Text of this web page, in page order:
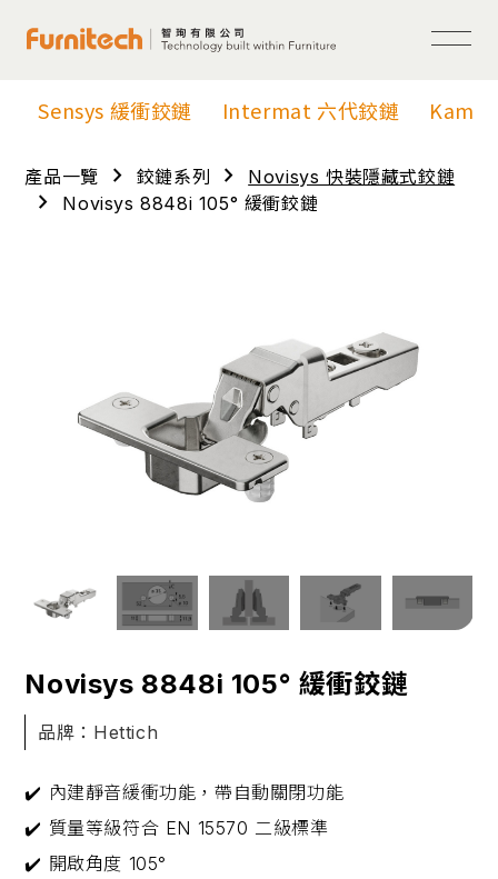
Sensys 緩衝鉸鏈 Intermat 六代鉸鏈
產品一覽 chevron_right 鉸鏈系列 chevron_right Novisys 快裝隱藏式鉸鏈
chevron_right Novisys 8848i 105° 緩衝鉸鏈
Novisys 8848i 105° 緩衝鉸鏈
品牌：Hettich
✔️ 內建靜音緩衝功能，帶自動關閉功能
✔️ 質量等級符合 EN 15570 二級標準
✔️ 開啟角度 105°